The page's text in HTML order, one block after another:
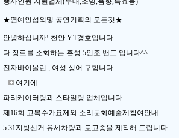
★연예인섭외및 공연기획의 모든것★
안녕하십니까! 천안 Y.T경호입니다.
다 장르를 소화하는 혼성 5인조 밴드 입니다^^
전자바이올린 , 여성 싱어 구함니다
여기에....
파티케이터링과 스타일링 업체입니다.
제16회 고복수가요제와 소리문화예술제참여안내
5.31지방선거 유세차량과 로고송을 제작해 드립니다